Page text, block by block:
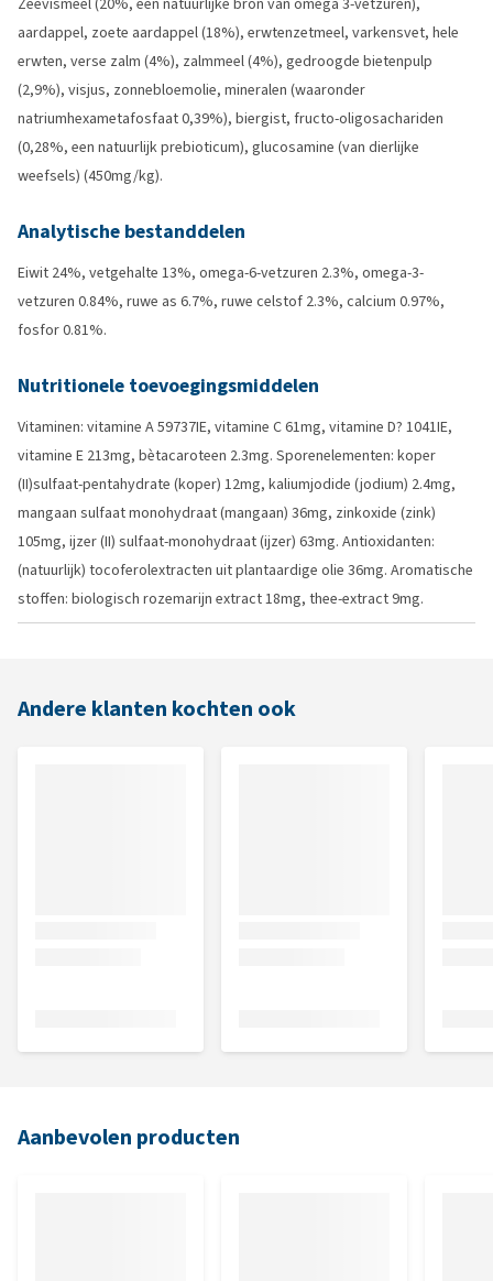
aardappel, zoete aardappel (18%), erwtenzetmeel, varkensvet, hele
erwten, verse zalm (4%), zalmmeel (4%), gedroogde bietenpulp
(2,9%), visjus, zonnebloemolie, mineralen (waaronder
natriumhexametafosfaat 0,39%), biergist, fructo-oligosachariden
(0,28%, een natuurlijk prebioticum), glucosamine (van dierlijke
weefsels) (450mg/kg).
Analytische bestanddelen
Eiwit 24%, vetgehalte 13%, omega-6-vetzuren 2.3%, omega-3-
vetzuren 0.84%, ruwe as 6.7%, ruwe celstof 2.3%, calcium 0.97%,
fosfor 0.81%.
Nutritionele toevoegingsmiddelen
Vitaminen: vitamine A 59737IE, vitamine C 61mg, vitamine D? 1041IE,
vitamine E 213mg, bètacaroteen 2.3mg. Sporenelementen: koper
(II)sulfaat-pentahydrate (koper) 12mg, kaliumjodide (jodium) 2.4mg,
mangaan sulfaat monohydraat (mangaan) 36mg, zinkoxide (zink)
105mg, ijzer (II) sulfaat-monohydraat (ijzer) 63mg. Antioxidanten:
(natuurlijk) tocoferolextracten uit plantaardige olie 36mg. Aromatische
stoffen: biologisch rozemarijn extract 18mg, thee-extract 9mg.
Andere klanten kochten ook
Aanbevolen producten